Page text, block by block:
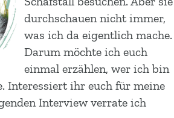
durchschauen nicht immer,
was ich da eigentlich mache.
Darum möchte ich euch
einmal erzählen, wer ich bin
Interessiert ihr euch für meine
Interview verrate ich